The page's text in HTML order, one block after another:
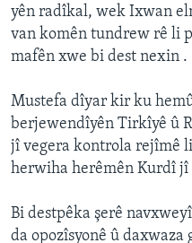
yên radîkal, wek Ixwan
van komên tundrew rê li
mafên xwe bi dest nexin .
Mustefa dîyar kir ku
berjewendîyên Tirkîyê û
jî vegera kontrola rejîmê
herwiha herêmên Kurdî jî
Bi destpêka şerê
da opozîsyonê û